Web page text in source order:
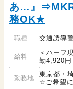
あ…』⇒MKR
務OK★
職種 交通誘導
給料
＜ハーフ
勤4,920
勤務地
東京都・
☆ご希望